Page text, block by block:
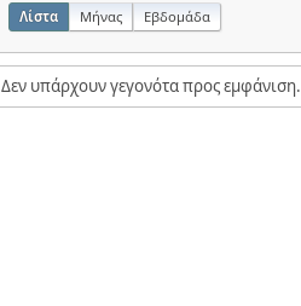
Λίστα Μήνας Εβδομάδα
Δεν υπάρχουν γεγονότα προς εμφάνιση.